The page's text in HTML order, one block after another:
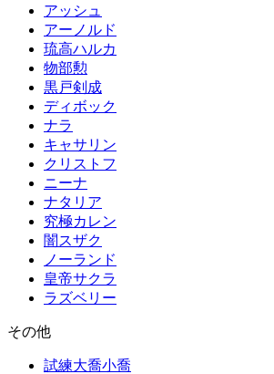
アッシュ
アーノルド
琉高ハルカ
物部勲
黒戸剣成
ディボック
ナラ
キャサリン
クリストフ
ニーナ
ナタリア
究極カレン
闇スザク
ノーランド
皇帝サクラ
ラズベリー
その他
試練大喬小喬